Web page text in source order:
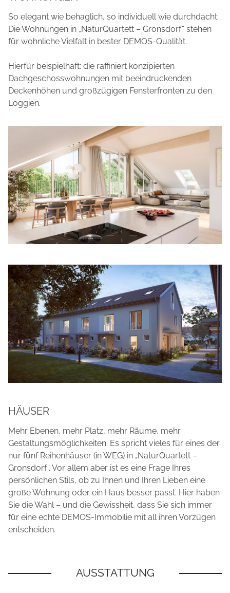
So elegant wie behaglich, so individuell wie durchdacht:
Die Wohnungen in „NaturQuartett – Gronsdorf“ stehen
für wohnliche Vielfalt in bester DEMOS-Qualität.
Hierfür beispielhaft: die raffiniert konzipierten
Dachgeschosswohnungen mit beeindruckenden
Deckenhöhen und großzügigen Fensterfronten zu den
Loggien.
HÄUSER
Mehr Ebenen, mehr Platz, mehr Räume, mehr
Gestaltungsmöglichkeiten: Es spricht vieles für eines der
nur fünf Reihenhäuser (in WEG) in „NaturQuartett –
Gronsdorf“. Vor allem aber ist es eine Frage Ihres
persönlichen Stils, ob zu Ihnen und Ihren Lieben eine
große Wohnung oder ein Haus besser passt. Hier haben
Sie die Wahl – und die Gewissheit, dass Sie sich immer
für eine echte DEMOS-Immobilie mit all ihren Vorzügen
entscheiden.